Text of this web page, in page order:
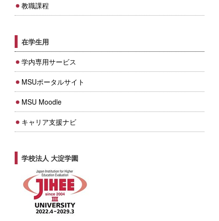
教職課程
在学生用
学内専用サービス
MSUポータルサイト
MSU Moodle
キャリア支援ナビ
学校法人 大淀学園